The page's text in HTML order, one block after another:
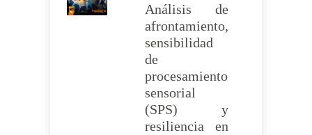
Análisis de
afrontamiento,
sensibilidad
de
procesamiento
sensorial
(SPS) y
resiliencia en